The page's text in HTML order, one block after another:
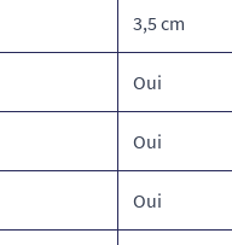
3,5 cm
Oui
Oui
Oui